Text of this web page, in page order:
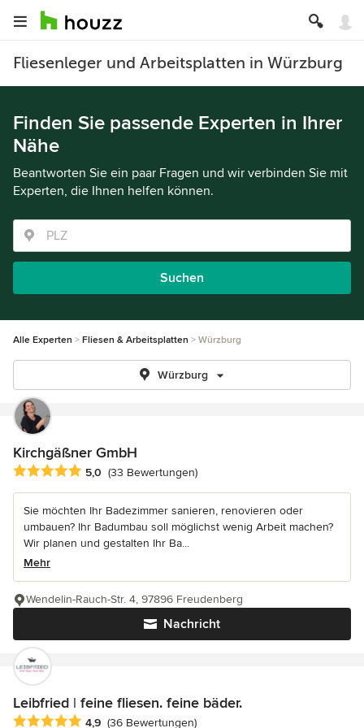
Fliesenleger und Arbeitsplatten in Würzburg
Finden Sie passende Experten in Ihrer
Nähe
Beantworten Sie ein paar Fragen und wir verbinden Sie mit
Experten, die Ihnen helfen können.
Suchen
Alle Experten Fliesen & Arbeitsplatten Würzburg
Würzburg
Kirchgäßner GmbH
Durchschnittliche Bewertung: 5 von 5 Sternen
5,0 (33 Bewertungen)
Sie möchten Ihr Badezimmer sanieren, renovieren oder
umbauen? Ihr Badumbau soll möglichst wenig Arbeit machen?
Wir planen und gestalten Ihr Ba...
Mehr
Nachricht
Wendelin-Rauch-Str. 4, 97896 Freudenberg
Leibfried | feine fliesen. feine bäder.
Durchschnittliche Bewertung: 4.9 von 5 Sternen
4,9 (36 Bewertungen)